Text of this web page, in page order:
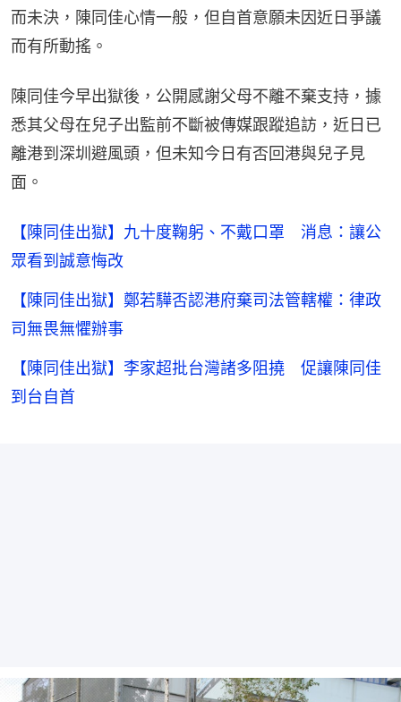
而未決，陳同佳心情一般，但自首意願未因近日爭議
而有所動搖。
陳同佳今早出獄後，公開感謝父母不離不棄支持，據
悉其父母在兒子出監前不斷被傳媒跟蹤追訪，近日已
離港到深圳避風頭，但未知今日有否回港與兒子見
面。
【陳同佳出獄】九十度鞠躬、不戴口罩 消息：讓公
眾看到誠意悔改
【陳同佳出獄】鄭若驊否認港府棄司法管轄權：律政
司無畏無懼辦事
【陳同佳出獄】李家超批台灣諸多阻撓 促讓陳同佳
到台自首